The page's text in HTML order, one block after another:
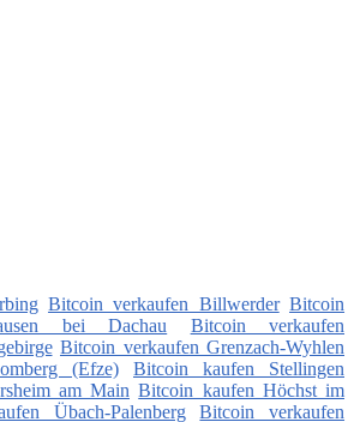
Bitcoin verkaufen Billwerder Bitcoin
bei Dachau
Bitcoin verkaufen
Bitcoin verkaufen Grenzach-Wyhlen
(Efze)
Bitcoin kaufen Stellingen
am Main Bitcoin kaufen Höchst im
Übach-Palenberg Bitcoin verkaufen